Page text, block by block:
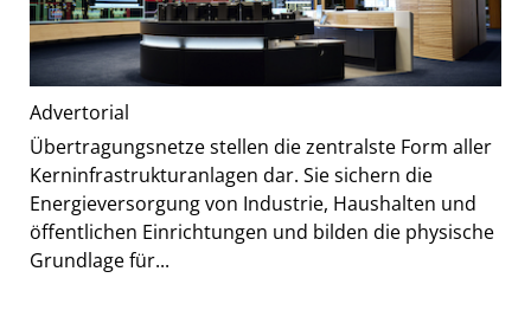
Advertorial
Übertragungsnetze stellen die zentralste Form aller
Kerninfrastrukturanlagen dar. Sie sichern die
Energieversorgung von Industrie, Haushalten und
öffentlichen Einrichtungen und bilden die physische
Grundlage für...